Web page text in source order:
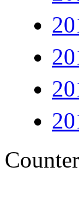
Counter